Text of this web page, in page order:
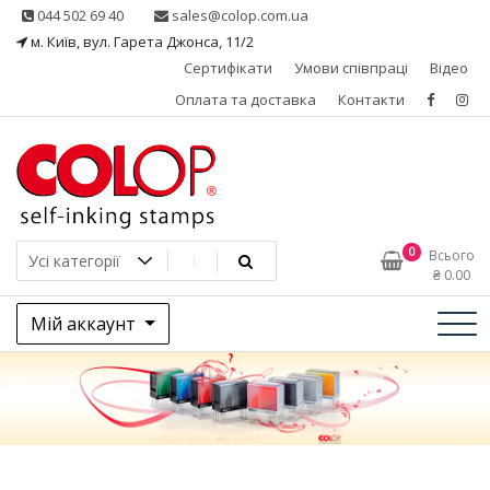
Skip 044 502 69 40
sales@colop.com.ua
м. Київ, вул. Гарета Джонса, 11/2
Сертифікати
Умови співпраці
Відео
Оплата та доставка
Контакти
КОЛОП – ексклюзивний
представник в Україні
одного з провідних
виробників штемпельної
продукції, австрійської
0
Всього
₴ 0.00
Мій аккаунт